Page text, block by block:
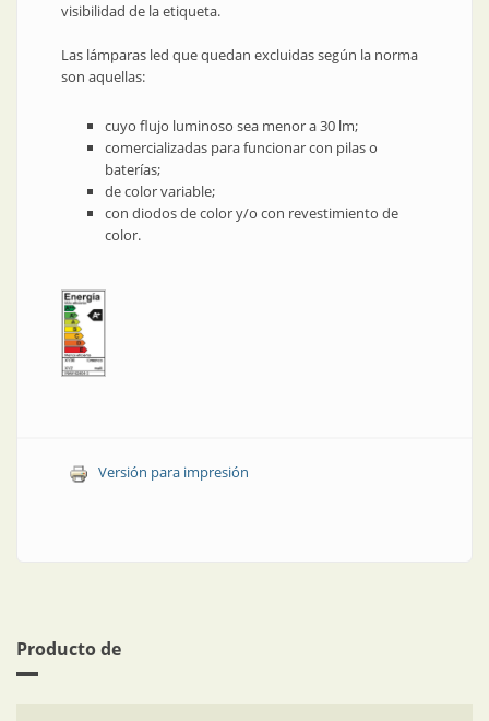
visibilidad de la etiqueta.
Las lámparas led que quedan excluidas según la norma
son aquellas:
cuyo flujo luminoso sea menor a 30 lm;
comercializadas para funcionar con pilas o
baterías;
de color variable;
con diodos de color y/o con revestimiento de
color.
Versión para impresión
Producto de